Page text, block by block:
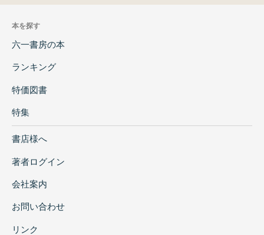
本を探す
六一書房の本
ランキング
特価図書
特集
書店様へ
著者ログイン
会社案内
お問い合わせ
リンク